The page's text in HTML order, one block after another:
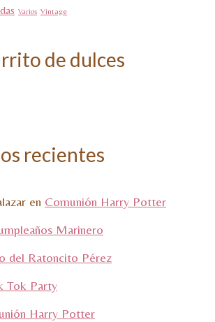
Varios Vintage
de dulces
recientes
en Comunión Harry Potter
Marinero
del Ratoncito Pérez
Tok Party
Harry Potter